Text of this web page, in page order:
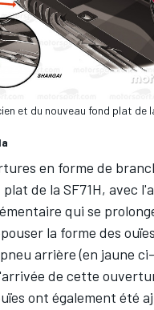
et du nouveau fond plat de
en forme de
de la SF71H, avec
qui se
la forme des
arrière (en jaune
de cette
ont également été